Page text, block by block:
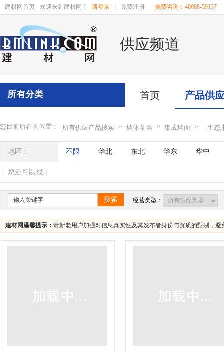
建材网首页 欢迎来到建材网 ! 请登录 免费注册 免费咨询：40088-59137
供应频道
首页 产品供
所有分类
您目前所在的位置： 所有供应产品搜索 > 墙体幕墙 > 集成墙面 > 生态
地区： 不限 华北 东北 华东 华中
四川 海南 贵州 云南 西藏
您还可以找：
搜索 经营类型：
建材网温馨提示： 请新老用户加强对信息真实性及其发布者身份与资质的甄别，